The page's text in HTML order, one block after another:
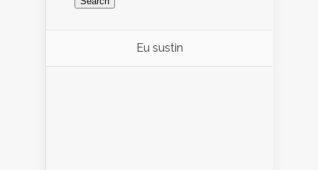
Eu sustin